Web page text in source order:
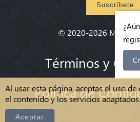
Al usar esta página, aceptas el uso
el contenido y los servicios
Aceptar
Suscríbete
© 2020-2026
Términos y
Política de